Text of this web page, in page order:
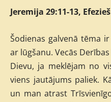
Jeremija 29:11-13,
Šodienas galvenā tēma
ar lūgšanu. Vecās
Dievu, ja meklējam no
viens jautājums paliek.
un man atrast